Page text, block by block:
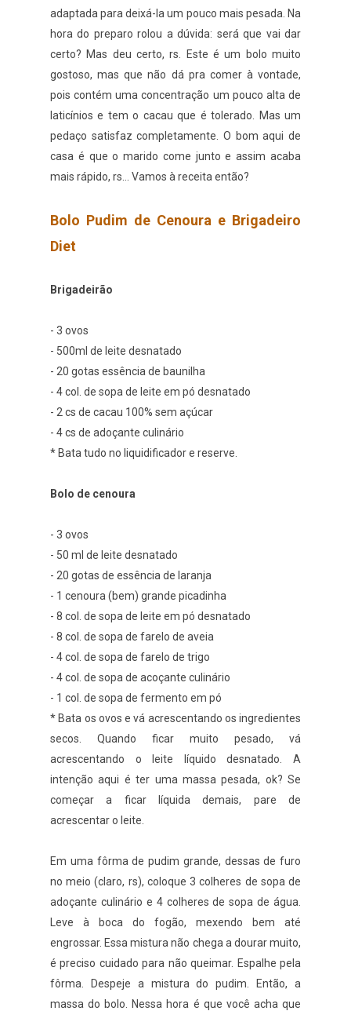
adaptada para deixá-la um pouco mais pesada. Na
hora do preparo rolou a dúvida: será que vai dar
certo? Mas deu certo, rs. Este é um bolo muito
gostoso, mas que não dá pra comer à vontade,
pois contém uma concentração um pouco alta de
laticínios e tem o cacau que é tolerado. Mas um
pedaço satisfaz completamente. O bom aqui de
casa é que o marido come junto e assim acaba
mais rápido, rs... Vamos à receita então?
Bolo Pudim de Cenoura e Brigadeiro
Diet
Brigadeirão
- 3 ovos
- 500ml de leite desnatado
- 20 gotas essência de baunilha
- 4 col. de sopa de leite em pó desnatado
- 2 cs de cacau 100% sem açúcar
- 4 cs de adoçante culinário
* Bata tudo no liquidificador e reserve.
Bolo de cenoura
- 3 ovos
- 50 ml de leite desnatado
- 20 gotas de essência de laranja
- 1 cenoura (bem) grande picadinha
- 8 col. de sopa de leite em pó desnatado
- 8 col. de sopa de farelo de aveia
- 4 col. de sopa de farelo de trigo
- 4 col. de sopa de acoçante culinário
- 1 col. de sopa de fermento em pó
* Bata os ovos e vá acrescentando os ingredientes
secos. Quando ficar muito pesado, vá
acrescentando o leite líquido desnatado. A
intenção aqui é ter uma massa pesada, ok? Se
começar a ficar líquida demais, pare de
acrescentar o leite.
Em uma fôrma de pudim grande, dessas de furo
no meio (claro, rs), coloque 3 colheres de sopa de
adoçante culinário e 4 colheres de sopa de água.
Leve à boca do fogão, mexendo bem até
engrossar. Essa mistura não chega a dourar muito,
é preciso cuidado para não queimar. Espalhe pela
fôrma. Despeje a mistura do pudim. Então, a
massa do bolo. Nessa hora é que você acha que